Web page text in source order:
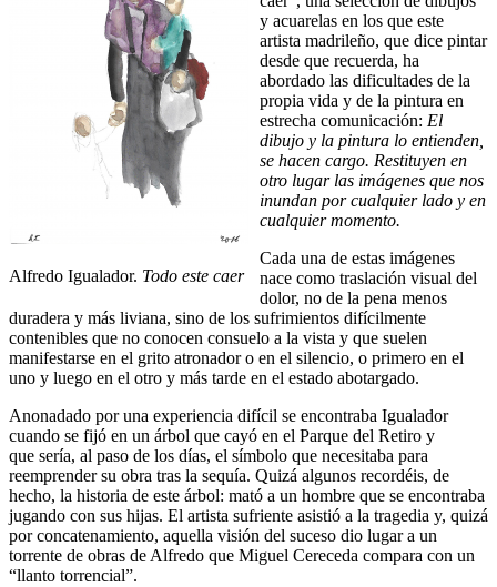
Alfredo Igualador. Todo este caer
y acuarelas en los que este
artista madrileño, que dice pintar
desde que recuerda, ha
abordado las dificultades de la
propia vida y de la pintura en
estrecha comunicación: El
dibujo y la pintura lo entienden,
se hacen cargo. Restituyen en
otro lugar las imágenes que nos
inundan por cualquier lado y en
cualquier momento.
Cada una de estas imágenes
nace como traslación visual del
dolor, no de la pena menos
duradera y más liviana, sino de los sufrimientos difícilmente
contenibles que no conocen consuelo a la vista y que suelen
manifestarse en el grito atronador o en el silencio, o primero en el
uno y luego en el otro y más tarde en el estado abotargado.
Anonadado por una experiencia difícil se encontraba Igualador
cuando se fijó en un árbol que cayó en el Parque del Retiro y
que sería, al paso de los días, el símbolo que necesitaba para
reemprender su obra tras la sequía. Quizá algunos recordéis, de
hecho, la historia de este árbol: mató a un hombre que se encontraba
jugando con sus hijas. El artista sufriente asistió a la tragedia y, quizá
por concatenamiento, aquella visión del suceso dio lugar a un
torrente de obras de Alfredo que Miguel Cereceda compara con un
“llanto torrencial”.